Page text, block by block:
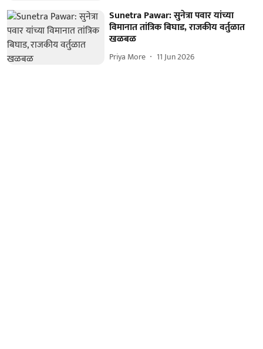
Sunetra Pawar: सुनेत्रा पवार यांच्या
विमानात तांत्रिक बिघाड, राजकीय वर्तुळात
खळबळ
Priya More 11 Jun 2026